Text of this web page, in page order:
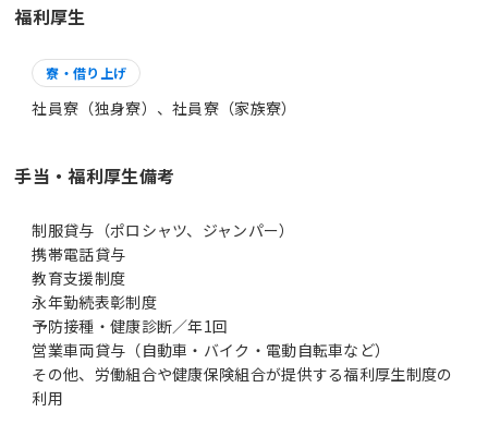
福利厚生
寮・借り上げ
社員寮（独身寮）、社員寮（家族寮）
手当・福利厚生備考
制服貸与（ポロシャツ、ジャンパー）
携帯電話貸与
教育支援制度
永年勤続表彰制度
予防接種・健康診断／年1回
営業車両貸与（自動車・バイク・電動自転車など）
その他、労働組合や健康保険組合が提供する福利厚生制度の
利用